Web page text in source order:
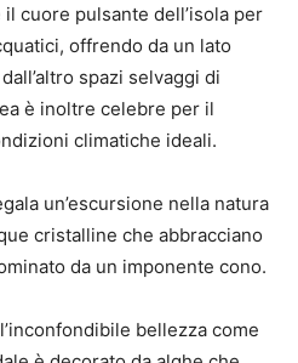
cuore pulsante dell’isola per
offrendo da un lato
spazi selvaggi di
è inoltre celebre per il
climatiche ideali.
un’escursione nella natura
cristalline che abbracciano
da un imponente cono.
bellezza come